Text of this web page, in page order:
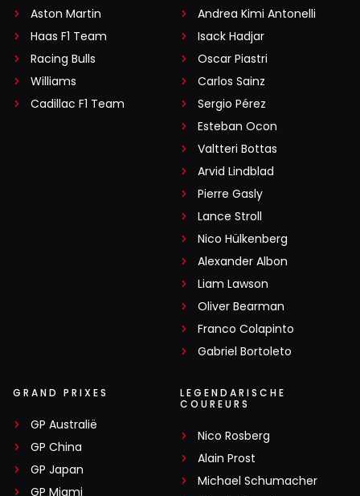
Aston Martin
Haas F1 Team
Racing Bulls
Williams
Cadillac F1 Team
Andrea Kimi Antonelli
Isack Hadjar
Oscar Piastri
Carlos Sainz
Sergio Pérez
Esteban Ocon
Valtteri Bottas
Arvid Lindblad
Pierre Gasly
Lance Stroll
Nico Hülkenberg
Alexander Albon
Liam Lawson
Oliver Bearman
Franco Colapinto
Gabriel Bortoleto
GRAND PRIXES
GP Australië
GP China
GP Japan
GP Miami
LEGENDARISCHE
COUREURS
Nico Rosberg
Alain Prost
Michael Schumacher